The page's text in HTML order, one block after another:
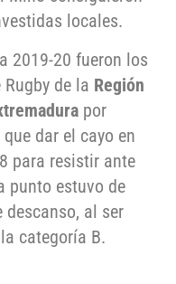
locales.
2019-20 fueron los
de la Región
por
dar el cayo en
para resistir ante
punto estuvo de
descanso, al ser
categoría B.